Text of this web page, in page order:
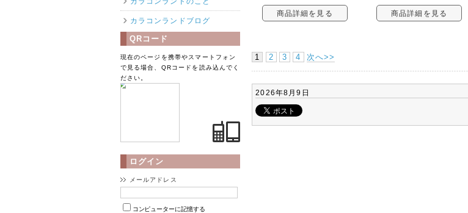
商品詳細を見る 商品詳細を見る
1 2 3 4 次へ>>
2026年8月9日
カラコンランドブログ
QRコード
現在のページを携帯やスマートフォン
で見る場合、QRコードを読み込んでく
ださい。
ログイン
メールアドレス
コンピューターに記憶する